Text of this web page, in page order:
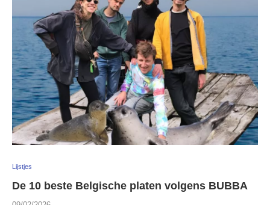
Lijstjes
De 10 beste Belgische platen volgens BUBBA